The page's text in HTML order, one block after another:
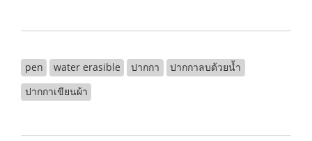
pen water erasible ปากกา
ปากกาลบด้วยน้ำ
ปากกาเขียนผ้า